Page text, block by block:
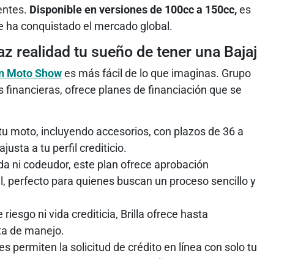
Disponible en versiones de 100cc a 150cc,es
ha conquistado el mercado global.
realidad tu sueño de tener una Bajaj
Moto Showes más fácil de lo que imaginas. Grupo
financieras, ofrece planes de financiación que se
moto, incluyendo accesorios, con plazos de 36 a
a tu perfil crediticio.
ni codeudor, este plan ofrece aprobación
perfecto para quienes buscan un proceso sencillo y
riesgo ni vida crediticia, Brilla ofrece hasta
de manejo.
permiten la solicitud de crédito en línea con solo tu